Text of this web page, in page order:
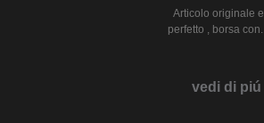
Articolo originale e
perfetto , borsa con...
vedi di piú